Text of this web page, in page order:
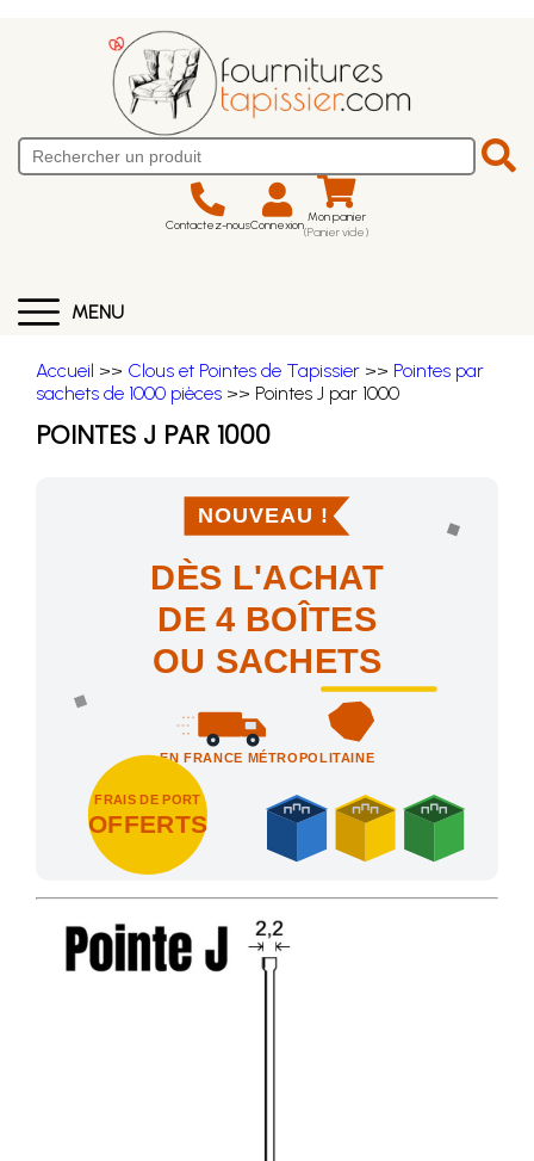
Contactez-nousConnexion Mon panier
(Panier vide)
MENU
Accueil >> Clous et Pointes de Tapissier >> Pointes par
sachets de 1000 pièces >> Pointes J par 1000
POINTES J PAR 1000
NOUVEAU !
DÈS L'ACHAT
DE 4 BOÎTES
OU SACHETS
EN FRANCE MÉTROPOLITAINE
FRAIS DE PORT
OFFERTS
Achetez 4 sachets ou boîtes d'agrafes ou de pointes et